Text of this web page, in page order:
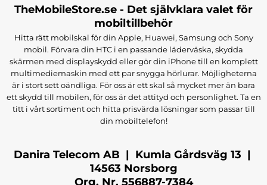
TheMobileStore.se - Det självklara valet för
mobiltillbehör
Hitta rätt mobilskal för din Apple, Huawei, Samsung och Sony
mobil. Förvara din HTC i en passande läderväska, skydda
skärmen med displayskydd eller gör din iPhone till en komplett
multimediemaskin med ett par snygga hörlurar. Möjligheterna
är i stort sett oändliga. För oss är ett skal så mycket mer än bara
ett skydd till mobilen, för oss är det attityd och personlighet. Ta en
titt i vårt sortiment och hitta prisvärda lösningar som passar till
din mobiltelefon!
Danira Telecom AB | Kumla Gårdsväg 13 |
14563 Norsborg
Org. Nr. 556887-7384